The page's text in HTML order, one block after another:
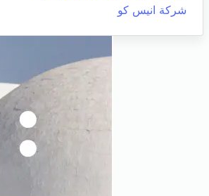
شركة انيس كو